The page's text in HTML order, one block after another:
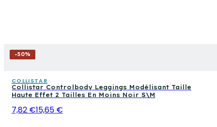
-50%
COLLISTAR
Collistar Controlbody Leggings Modélisant Taille
Haute Effet 2 Tailles En Moins Noir S\M
7,82 €15,65 €